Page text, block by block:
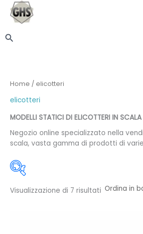
contenuto
Cerca
Home / elicotteri
elicotteri
MODELLI STATICI DI ELICOTTERI IN SCALA
Negozio online specializzato nella
scala, vasta gamma di prodotti di
Visualizzazione di 7 risultati Ordina